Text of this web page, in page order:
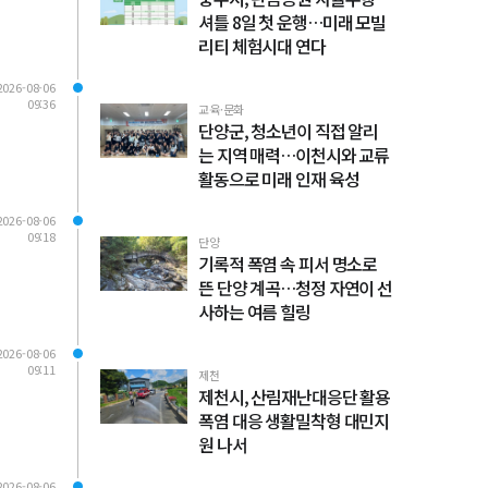
셔틀 8일 첫 운행…미래 모빌
리티 체험시대 연다
08-06
09:36
교육·문화
단양군, 청소년이 직접 알리
는 지역 매력…이천시와 교류
활동으로 미래 인재 육성
08-06
09:18
단양
기록적 폭염 속 피서 명소로
뜬 단양 계곡…청정 자연이 선
사하는 여름 힐링
08-06
09:11
제천
제천시, 산림재난대응단 활용
폭염 대응 생활밀착형 대민지
원 나서